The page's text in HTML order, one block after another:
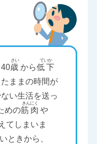
歳 から低下
ままの時間が
い生活を送っ
めの筋肉や
てしまいま
ときから、